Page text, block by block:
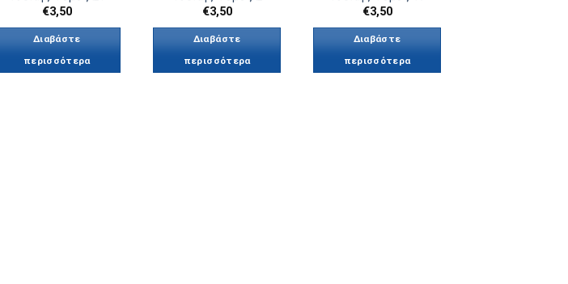
€3,50
Διαβάστε
περισσότερα
€3,50
Διαβάστε
περισσότερα
€3,50
Διαβάστε
περισσότερα